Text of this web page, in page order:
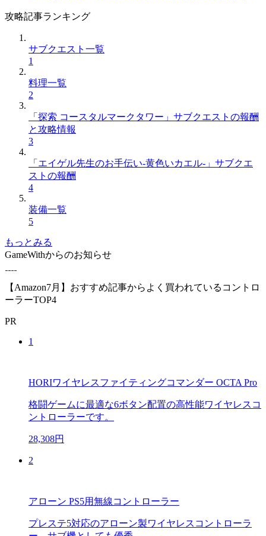
攻略記事ランキング
サブクエスト一覧
1
料理一覧
2
「探索 コースタルマークタワー」サブクエストの報酬
と攻略情報
3
「エイゲル先生のお手伝い-黄色いカエル-」サブクエ
ストの報酬
4
装備一覧
5
もっとみる
GameWithからのお知らせ
【Amazon7月】おすすめ記事からよく買われているコントロ
ーラーTOP4
PR
1
HORIワイヤレスファイティングコマンダー OCTA Pro
格闘ゲームに最適な6ボタン配置の高性能ワイヤレスコ
ントローラーです。
28,308円
2
アローン PS5用無線コントローラー
プレステ5対応のアローン製ワイヤレスコントローラ